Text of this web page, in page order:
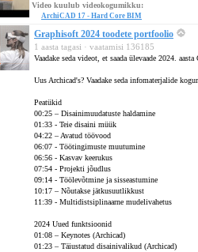
Video kuulub videokogumikku:
ArchiCAD 17 - Hard Core BIM
Graphisoft 2024 toodete portfoolio
1 aasta tagasi · vaatamisi 136185
Vaadake seda videot, et saada ülevaade 2024.
Uus Archicad's? Vaadake seda infomaterjalide
Peatükid
00:25 – Disainimuudatuste haldamine
01:33 - Teie disaini müük
04:22 – Avatud töövood
06:07 - Töötingimuste muutumine
06:56 - Kasvav keerukus
07:54 - Projekti jõudlus
09:14 - Töölevõtmine ja sisseastumine
10:17 – Nõutakse jätkusuutlikkust
11:39 - Multidistsiplinaarne mudelivahetus
2024 Uued funktsioonid
01:08 – Keynotes (Archicad)
01:23 – Täiustatud disainivalikud (Archicad)